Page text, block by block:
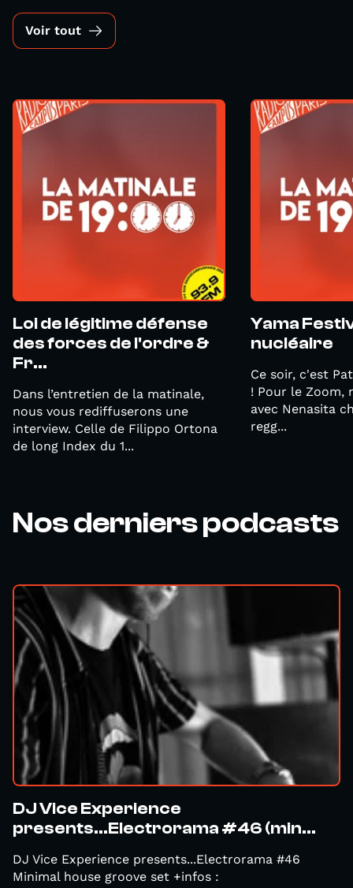
Voir tout
Loi de légitime défense
des forces de l'ordre &
Fr...
Dans l’entretien de la matinale,
nous vous rediffuserons une
interview. Celle de Filippo Ortona
de long Index du 1...
Yama
nucléaire
Ce soir, c'est
! Pour le Zoom,
avec Nenasita
regg...
Nos derniers podcasts
DJ Vice Experience
presents...Electrorama #46 (min...
DJ Vice Experience presents...Electrorama #46
Minimal house groove set +infos :